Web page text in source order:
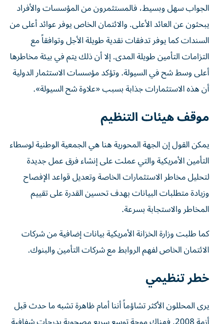
الجواب سهل وبسيط، فالمستثمرون من المؤسسات والأفراد
يبحثون عن العائد الأعلى. والائتمان الخاص يوفر عوائد أعلى من
السندات كما يوفر تدفقات نقدية طويلة الأجل وتوافقاً مع
التزامات التأمين طويلة المدى. إلا أن ذلك يتم في بيئة مخاطرها
أعلى وسط شح في السيولة. وتؤكد مؤسسات الاستثمار الدولية
أن هذه الاستثمارات جذابة بسبب «علاوة شح السيولة».
موقف هيئات التنظيم
يمكن القول إن الجهة المحورية هنا هي الجمعية الوطنية لوسطاء
التأمين الأمريكية والتي عملت على إنشاء فرق عمل جديدة
لتحليل مخاطر الاستثمارات الخاصة وتعديل قواعد الإفصاح
وزيادة متطلبات البيانات بهدف تحسين القدرة على تقييم
المخاطر والاستجابة بسرعة.
كما طلبت وزارة الخزانة الأمريكية بيانات إضافية من شركات
الائتمان الخاص لفهم الروابط مع شركات التأمين والبنوك.
خطر تنظيمي
يرى المحللون الأكثر تشاؤماً أننا أمام ظاهرة تشبه ما حدث قبل